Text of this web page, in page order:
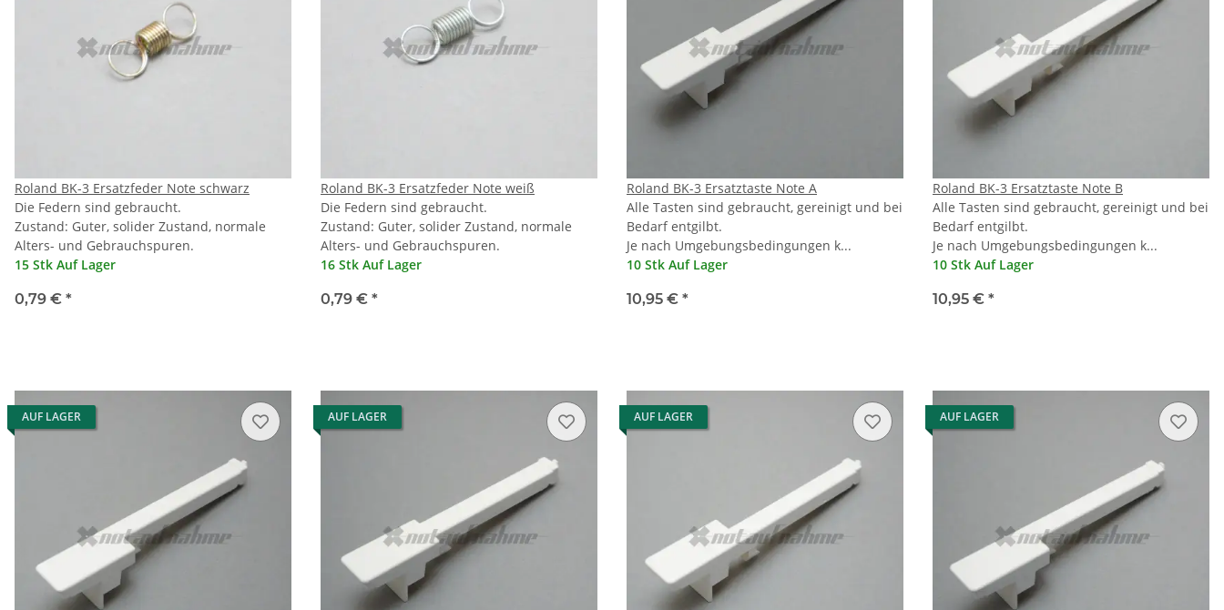
Roland BK-3 Ersatzfeder Note schwarz
Die Federn sind gebraucht.
Zustand: Guter, solider Zustand, normale
Alters- und Gebrauchspuren.
15 Stk Auf Lager
0,79 € *
Roland BK-3 Ersatzfeder Note weiß
Die Federn sind gebraucht.
Zustand: Guter, solider Zustand, normale
Alters- und Gebrauchspuren.
16 Stk Auf Lager
0,79 € *
Roland BK-3 Ersatztaste Note A
Alle Tasten sind gebraucht, gereinigt und bei
Bedarf entgilbt.
Je nach Umgebungsbedingungen k...
10 Stk Auf Lager
10,95 € *
Roland BK-3 Ersatztaste Note B
Alle Tasten sind gebraucht, gereinigt und bei
Bedarf entgilbt.
Je nach Umgebungsbedingungen k...
10 Stk Auf Lager
10,95 € *
AUF LAGER AUF LAGER AUF LAGER AUF LAGER